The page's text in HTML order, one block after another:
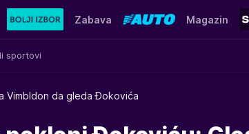
sportovi
Zabava Magazin
Vimbldon da gleda Đokovića